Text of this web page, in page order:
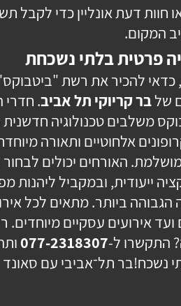
חוות דעת אונליין כדי לקבל
המקום.
פרטית בלתי נשכחת
להכיר את רשת "ביטבוקס
שלבר קריוקי תל אביב. חדרי
משלבים טכנולוגיה
אלחוטיים ותאורה
האורחים יכולים לבחור
ייעודית, ובמקביל ליהנות
הגבוהה ביותר. מתאים לכל
ועד אירועים עסקיים מיוחדים.
התקשרו ל-077-2318307
נשכח!בר תל־אביבי עם סאונד